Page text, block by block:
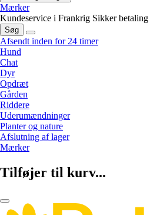
Mærker
Kundeservice i Frankrig Sikker betaling
Søg
Afsendt inden for 24 timer
Hund
Chat
Dyr
Opdræt
Gården
Riddere
Uderumændninger
Planter og nature
Afslutning af lager
Mærker
Tilføjer til kurv...